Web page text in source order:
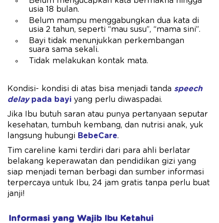
usia 18 bulan.
Belum mampu menggabungkan dua kata di
usia 2 tahun, seperti “mau susu”, “mama sini”.
Bayi tidak menunjukkan perkembangan
suara sama sekali.
Tidak melakukan kontak mata.
Kondisi- kondisi di atas bisa menjadi tanda speech
delaypada bayi yang perlu diwaspadai.
Jika Ibu butuh saran atau punya pertanyaan seputar
kesehatan, tumbuh kembang, dan nutrisi anak, yuk
langsung hubungi BebeCare.
Tim careline kami terdiri dari para ahli berlatar
belakang keperawatan dan pendidikan gizi yang
siap menjadi teman berbagi dan sumber informasi
terpercaya untuk Ibu, 24 jam gratis tanpa perlu buat
janji!
Informasi yang Wajib Ibu Ketahui